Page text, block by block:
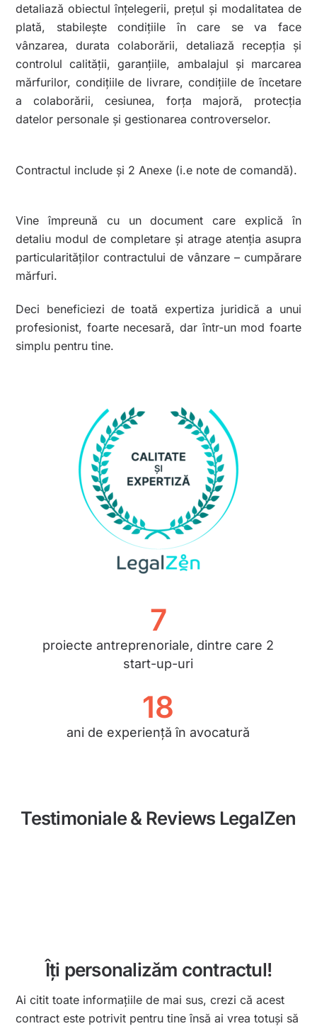
detaliază obiectul înțelegerii, prețul și modalitatea de
plată, stabilește condițiile în care se va face
vânzarea, durata colaborării, detaliază recepția și
controlul calității, garanțiile, ambalajul și marcarea
mărfurilor, condițiile de livrare, condițiile de încetare
a colaborării, cesiunea, forța majoră, protecția
datelor personale și gestionarea controverselor.
Contractul include și 2 Anexe (i.e note de comandă).
Vine împreună cu un document care explică în
detaliu modul de completare și atrage atenția asupra
particularităților contractului de vânzare – cumpărare
mărfuri.
Deci beneficiezi de toată expertiza juridică a unui
profesionist, foarte necesară, dar într-un mod foarte
simplu pentru tine.
7
proiecte antreprenoriale, dintre care 2
start-up-uri
18
ani de experiență în avocatură
Testimoniale & Reviews LegalZen
Îți personalizăm contractul!
Ai citit toate informațiile de mai sus, crezi că acest
contract este potrivit pentru tine însă ai vrea totuși să